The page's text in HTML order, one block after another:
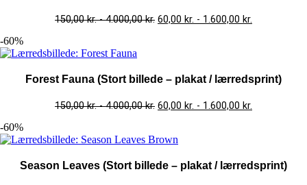
150,00kr.-4.000,00kr. 60,00 kr. - 1.600,00 kr.
-60%
Forest Fauna (Stort billede – plakat / lærredsprint)
150,00kr.-4.000,00kr. 60,00 kr. - 1.600,00 kr.
-60%
Season Leaves (Stort billede – plakat / lærredsprint)